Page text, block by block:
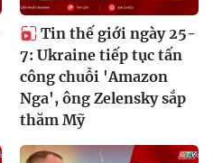
Tin thế giới ngày 25-
7: Ukraine tiếp tục tấn
công chuỗi 'Amazon
Nga', ông Zelensky sắp
thăm Mỹ